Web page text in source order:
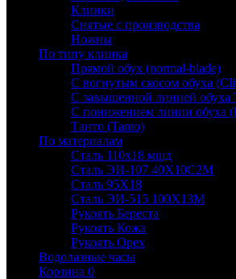
Клинки
Снятые с производства
Ножны
По типу клинка
Прямой обух (normal-blade)
С вогнутым скосом обуха
С завышенной линией обуха
С понижением линии обуха
Танто (Tanto)
По материалам
Сталь 110х18 мшд
Сталь ЭИ-107 40Х10С2М
Сталь 95Х18
Сталь ЭИ-515 100Х13М
Рукоять Береста
Рукоять Кожа
Рукоять Орех
Водолазные часы
Корзина 0